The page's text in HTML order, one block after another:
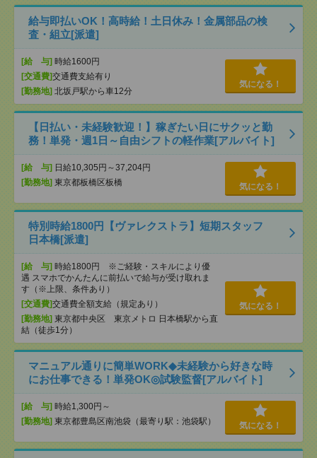
給与即払いOK！高時給！土日休み！金属部品の検
査・組立[派遣]
[給 与] 時給1600円
[交通費]交通費支給有り
[勤務地] 北坂戸駅から車12分
気になる！
【日払い・未経験歓迎！】稼ぎたい日にサクッと勤
務！単発・週1日～自由シフトの軽作業[アルバイト]
[給 与] 日給10,305円～37,204円
[勤務地] 東京都板橋区板橋 気になる！
特別時給1800円【ヴァレクストラ】短期スタッフ
日本橋[派遣]
[給 与] 時給1800円 ※ご経験・スキルにより優
遇 スマホでかんたんに前払いで給与が受け取れま
す（※上限、条件あり）
[交通費]交通費全額支給（規定あり）
[勤務地] 東京都中央区 東京メトロ 日本橋駅から直
結（徒歩1分）
気になる！
マニュアル通りに簡単WORK◆未経験から好きな時
にお仕事できる！単発OK◎試験監督[アルバイト]
[給 与] 時給1,300円～
[勤務地] 東京都豊島区南池袋（最寄り駅：池袋駅） 気になる！